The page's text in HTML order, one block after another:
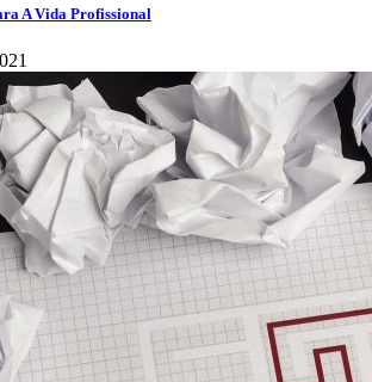
A Vida Profissional